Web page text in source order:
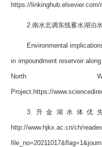
https://
2.南水北调东线蓄水湖泊
Environmental
in impoundment reservoir
North
Project.https://
3.升金湖水体优
http://www.hjkx.ac.cn/ch/